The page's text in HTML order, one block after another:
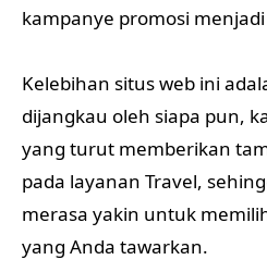
kampanye promosi
Kelebihan situs web ini
dijangkau oleh siapa pun,
yang turut memberikan
pada layanan Travel,
merasa yakin untuk
yang Anda tawarkan.